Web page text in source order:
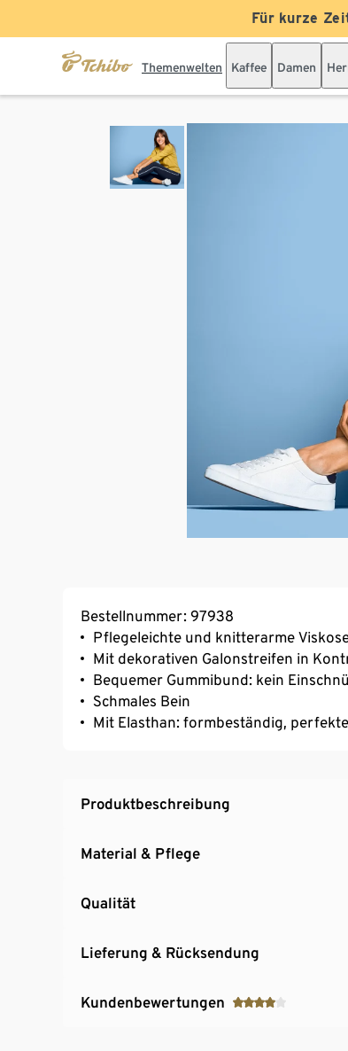
Für kurze
Themenwelten Kaffee Damen
Bestellnummer: 97938
Pflegeleichte und knitterarme
Mit dekorativen Galonstreifen in
Bequemer Gummibund: kein
Schmales Bein
Mit Elasthan: formbeständig,
Produktbeschreibung
Material & Pflege
Qualität
Lieferung & Rücksendung
Kundenbewertungen